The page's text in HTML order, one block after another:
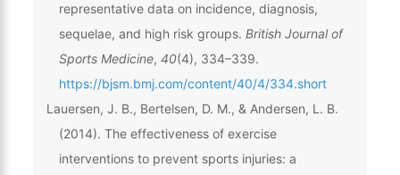
representative data on incidence, diagnosis,
sequelae, and high risk groups. British Journal of
Sports Medicine, 40(4), 334–339.
https://bjsm.bmj.com/content/40/4/334.short
Lauersen, J. B., Bertelsen, D. M., & Andersen, L. B.
(2014). The effectiveness of exercise
interventions to prevent sports injuries: a